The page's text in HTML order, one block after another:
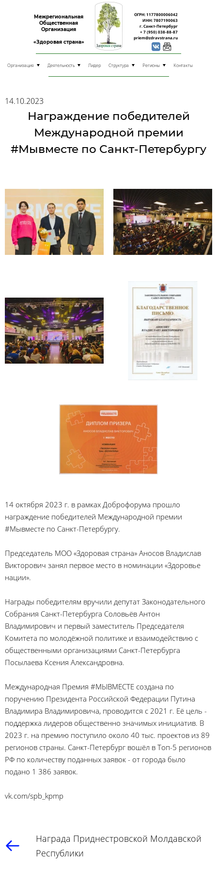
Межрегиональная
Общественная
Организация
«Здоровая страна»
ОГРН: 1177800006042
ИНН: 7807190063
г. Санкт-Петербург
+ 7 (950) 038-88-87
priem@zdravstrana.ru
Организация Деятельность Лидер Структура Регионы Контакты
14.10.2023
Награждение победителей
Международной премии
#Мывместе по Санкт-Петербургу
14 октября 2023 г. в рамках Доброфорума прошло
награждение победителей Международной премии
#Мывместе по Санкт-Петербургу.
Председатель МОО «Здоровая страна» Аносов Владислав
Викторович занял первое место в номинации «Здоровье
нации».
Награды победителям вручили депутат Законодательного
Собрания Санкт-Петербурга Соловьёв Антон
Владимирович и первый заместитель Председателя
Комитета по молодёжной политике и взаимодействию с
общественными организациями Санкт-Петербурга
Посылаева Ксения Александровна.
Международная Премия #МЫВМЕСТЕ создана по
поручению Президента Российской Федерации Путина
Владимира Владимировича, проводится с 2021 г. Её цель -
поддержка лидеров общественно значимых инициатив. В
2023 г. на премию поступило около 40 тыс. проектов из 89
регионов страны. Санкт-Петербург вошёл в Топ-5 регионов
РФ по количеству поданных заявок - от города было
подано 1 386 заявок.
vk.com/spb_kpmp
Награда Приднестровской Молдавской
Республики